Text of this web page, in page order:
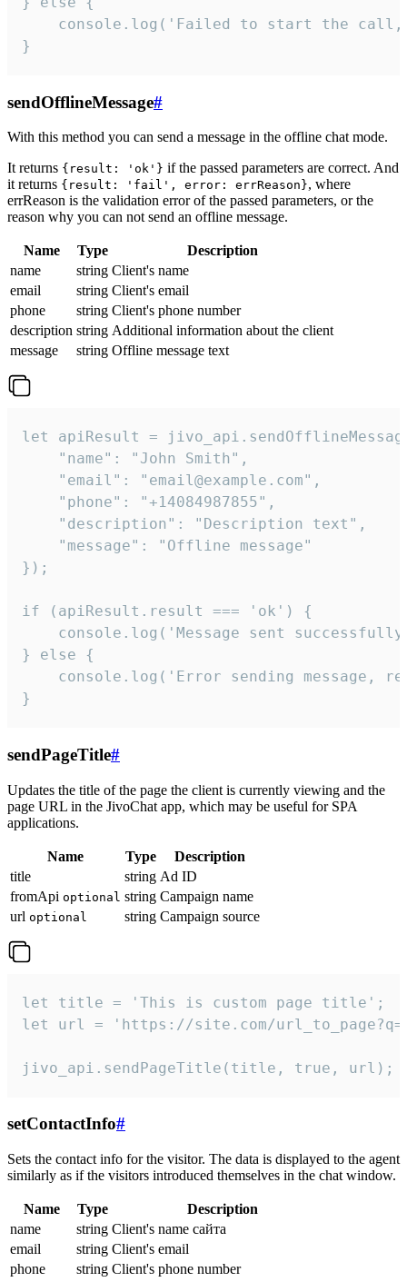
console.log('Failed to start the
}
sendOfflineMessage#
With this method you can send a message in the offline chat mode.
It returns {result: 'ok'} if the passed parameters are correct. And
it returns {result: 'fail', error: errReason}, where
errReason is the validation error of the passed parameters, or the
reason why you can not send an offline message.
Name Type
Description
name
string Client's name
email
string Client's email
phone
string Client's phone number
description string Additional information about the client
message
string Offline message text
let apiResult =
    "name": "John Smith",
    "email": "email@example.com",
    "phone": "+14084987855",
    "description": "Description text",
    "message": "Offline message"
});
if (apiResult.result === 'ok') {
console.log('Message sent
} else {
console.log('Error sending message,
}
sendPageTitle#
Updates the title of the page the client is currently viewing and the
page URL in the JivoChat app, which may be useful for SPA
applications.
Name Type
Description
title
string Ad ID
fromApi optional string Campaign name
url optional string Campaign source
let title = 'This is custom page title';
let url = 'https://site.com/
jivo_api.sendPageTitle(title, true, url);
setContactInfo#
Sets the contact info for the visitor. The data is displayed to the agent
similarly as if the visitors introduced themselves in the chat window.
Name Type
Description
name
string Client's name сайта
email
string Client's email
phone
string Client's phone number